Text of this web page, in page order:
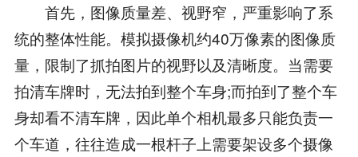
首先，图像质量差、视野窄，严重影响了系
统的整体性能。模拟摄像机约40万像素的图像质
量，限制了抓拍图片的视野以及清晰度。当需要
拍清车牌时，无法拍到整个车身;而拍到了整个车
身却看不清车牌，因此单个相机最多只能负责一
个车道，往往造成一根杆子上需要架设多个摄像